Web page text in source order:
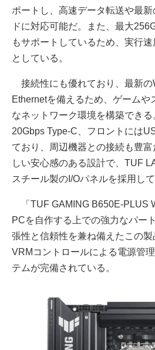
ポートし、高速データ転送や最
ドに対応可能だ。また、最大
もサポートしているため、実行
としている。
接続性にも優れており、最新の
Ethernetを備えるため、ゲームや
なネットワーク環境を構築でき
20Gbps Type-C、フロントには
ており、周辺機器との接続も豊
しい安心感のある設計で、TUF
スチール製のI/Oパネルを採用して
「TUF GAMING B650E-PLUS
PCを自作する上での強力なパー
張性と信頼性を兼ね備えたこの
VRMコントロールによる電源管
テムが完備されている。